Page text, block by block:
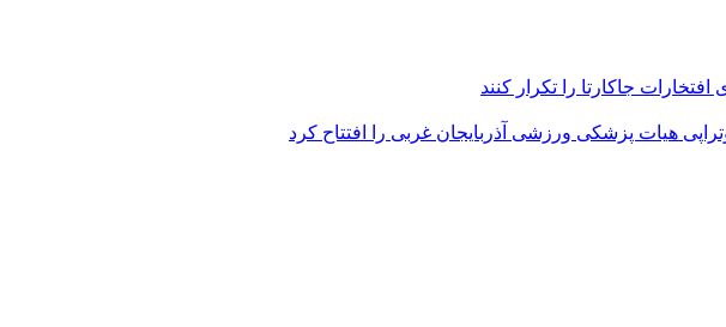
جاکارتا را تکرار کنند
هیات پزشکی ورزشی آذربایجان غربی را افتتاح کرد